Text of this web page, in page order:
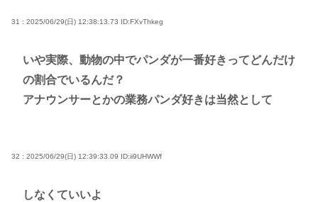
31 : 2025/06/29(日) 12:38:13.73 ID:FXvThkeg
いや実際、動物の中でパンダが一番好きってどんだけ
の割合でいるんだ？
アナウンサーとかの業務パンダ好きは当然として
32 : 2025/06/29(日) 12:39:33.09 ID:ii9UHWWf
しなくていいよ